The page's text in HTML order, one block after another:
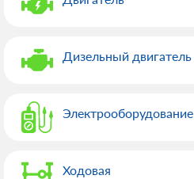
Дизельный двигатель
Электрооборудованиe
Ходовая